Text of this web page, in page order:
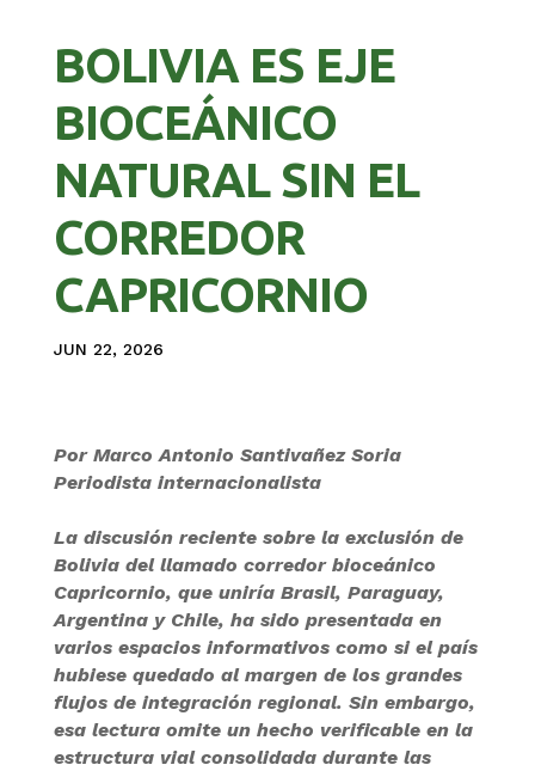
BOLIVIA ES EJE
BIOCEÁNICO
NATURAL SIN EL
CORREDOR
CAPRICORNIO
JUN 22, 2026
Por Marco Antonio Santivañez Soria
Periodista internacionalista
La discusión reciente sobre la exclusión de
Bolivia del llamado corredor bioceánico
Capricornio, que uniría Brasil, Paraguay,
Argentina y Chile, ha sido presentada en
varios espacios informativos como si el país
hubiese quedado al margen de los grandes
flujos de integración regional. Sin embargo,
esa lectura omite un hecho verificable en la
estructura vial consolidada durante las